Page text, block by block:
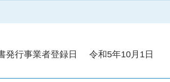
発行事業者登録日 令和5年10月1日